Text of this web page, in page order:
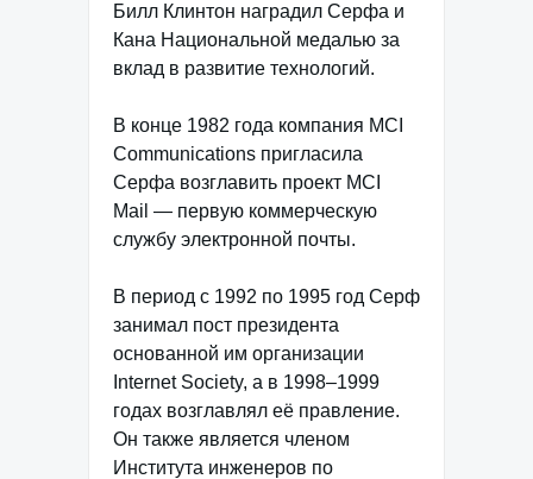
Билл Клинтон наградил Серфа и
Кана Национальной медалью за
вклад в развитие технологий.
В конце 1982 года компания MCI
Communications пригласила
Серфа возглавить проект MCI
Mail — первую коммерческую
службу электронной почты.
В период с 1992 по 1995 год Серф
занимал пост президента
основанной им организации
Internet Society, а в 1998–1999
годах возглавлял её правление.
Он также является членом
Института инженеров по